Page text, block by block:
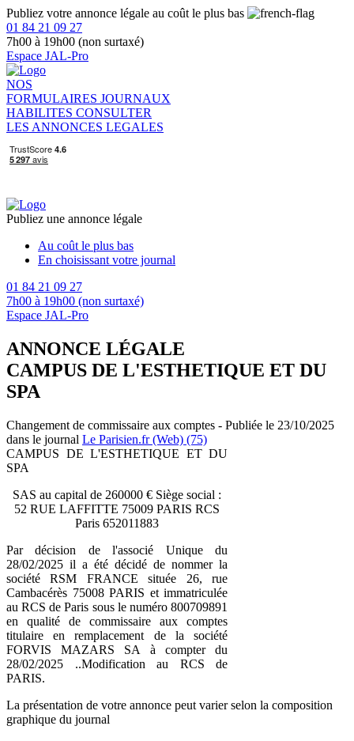
Publiez votre annonce légale au coût le plus bas
01 84 21 09 27
7h00 à 19h00 (non surtaxé)
Espace JAL-Pro
NOS
FORMULAIRES JOURNAUX
HABILITES CONSULTER
LES ANNONCES LEGALES
Publiez une annonce légale
Au coût le plus bas
En choisissant votre journal
01 84 21 09 27
7h00 à 19h00 (non surtaxé)
Espace JAL-Pro
ANNONCE LÉGALE
CAMPUS DE L'ESTHETIQUE ET DU
SPA
Changement de commissaire aux comptes - Publiée le 23/10/2025
dans le journal Le Parisien.fr (Web) (75)
CAMPUS DE L'ESTHETIQUE ET DU
SPA
SAS au capital de 260000 € Siège social :
52 RUE LAFFITTE 75009 PARIS RCS
Paris 652011883
Par décision de l'associé Unique du
28/02/2025 il a été décidé de nommer la
société RSM FRANCE située 26, rue
Cambacérès 75008 PARIS et immatriculée
au RCS de Paris sous le numéro 800709891
en qualité de commissaire aux comptes
titulaire en remplacement de la société
FORVIS MAZARS SA à compter du
28/02/2025 ..Modification au RCS de
PARIS.
La présentation de votre annonce peut varier selon la composition
graphique du journal